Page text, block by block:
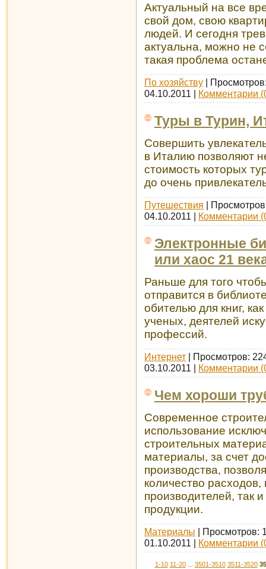
Актуальный на все
свой дом, свою
людей. И сегодня
актуальна, можно не
такая проблема
По хозяйству |
04.10.2011 | Комментарии
Туры в Турин,
Совершить
в Италию позволяют
стоимость которых
до очень
Путешествия |
04.10.2011 | Комментарии
Электронные
или хаос 21
Раньше для того
отправится в
обителью для книг,
ученых, деятелей
профессий.
Интернет | Просмотров:
03.10.2011 | Комментарии
Чем хороши
Современное
использование
строительных
материалы, за счет
производства,
количество
производителей, так
продукции.
Материалы | Просмотров:
01.10.2011 | Комментарии
1-10 11-20 3501-3510 3511-3520